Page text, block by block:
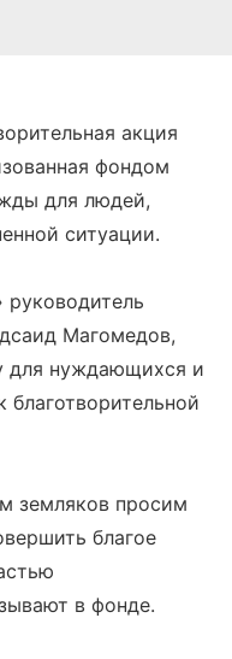
акция
фондом
для людей,
ситуации.
Магомедов,
для нуждающихся и
земляков просим
благое
в фонде.